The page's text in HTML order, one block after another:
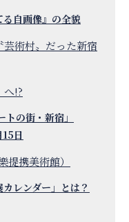
る自画像』の全貌
術村〟だった新宿
へ!?
の街・新宿」
日
携美術館）
レンダー」とは？